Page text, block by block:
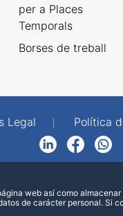
per a Places
Temporals
Borses de treball
Legal Política
FacebookWhatsApp
web así como
de carácter personal. Si